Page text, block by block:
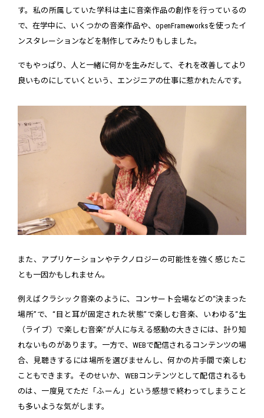
す。私の所属していた学科は主に音楽作品の創作を行っているの
で、在学中に、いくつかの音楽作品や、openFrameworksを使ったイ
ンスタレーションなどを制作してみたりもしました。
でもやっぱり、人と一緒に何かを生みだして、それを改善してより
良いものにしていくという、エンジニアの仕事に惹かれたんです。
また、アプリケーションやテクノロジーの可能性を強く感じたこ
とも一因かもしれません。
例えばクラシック音楽のように、コンサート会場などの“決まった
場所”で、“目と耳が固定された状態”で楽しむ音楽、いわゆる“生
（ライブ）で楽しむ音楽”が人に与える感動の大きさには、計り知
れないものがあります。一方で、WEBで配信されるコンテンツの場
合、見聴きするには場所を選びませんし、何かの片手間で楽しむ
こともできます。そのせいか、WEBコンテンツとして配信されるも
のは、一度見てただ「ふーん」という感想で終わってしまうこと
も多いような気がします。